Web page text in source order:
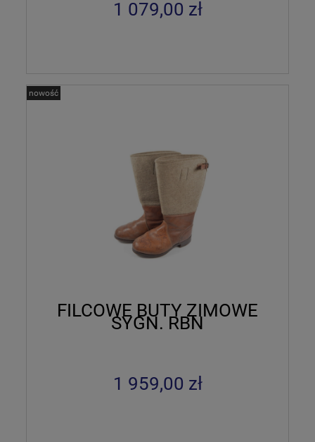
1 079,00 zł
FILCOWE BUTY ZIMOWE
SYGN. RBN
1 959,00 zł
nowość